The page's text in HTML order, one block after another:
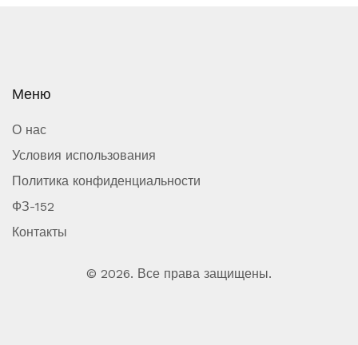
Меню
О нас
Условия использования
Политика конфиденциальности
ФЗ-152
Контакты
© 2026. Все права защищены.